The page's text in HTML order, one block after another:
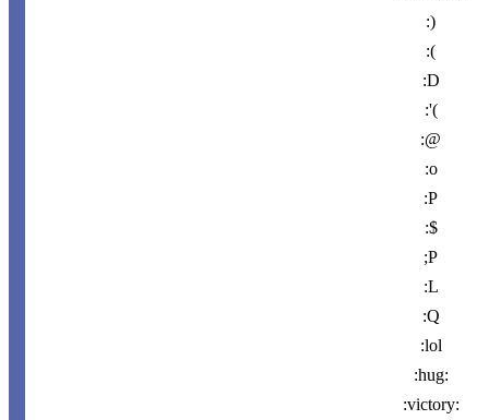
:)
:(
:D
:'(
:@
:o
:P
:$
;P
:L
:Q
:lol
:hug:
:victory: